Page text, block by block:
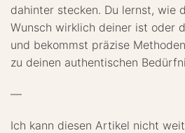
dahinter stecken. Du lernst, wie
Wunsch wirklich deiner ist oder
und bekommst präzise
zu deinen authentischen
—
Ich kann diesen Artikel nicht